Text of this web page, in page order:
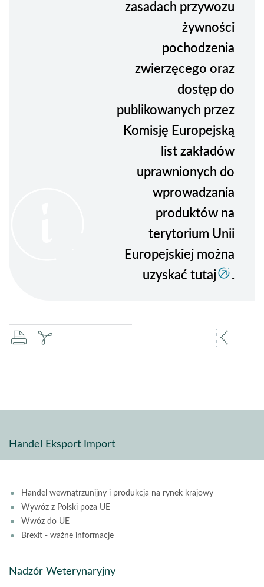
zasadach przywozu
żywności
pochodzenia
zwierzęcego oraz
dostęp do
publikowanych przez
Komisję Europejską
list zakładów
uprawnionych do
wprowadzania
produktów na
terytorium Unii
Europejskiej można
uzyskać tutaj .
drukujzapisz
Handel Eksport Import
Handel wewnątrzunijny i produkcja na rynek krajowy
Wywóz z Polski poza UE
Wwóz do UE
Brexit - ważne informacje
Nadzór Weterynaryjny